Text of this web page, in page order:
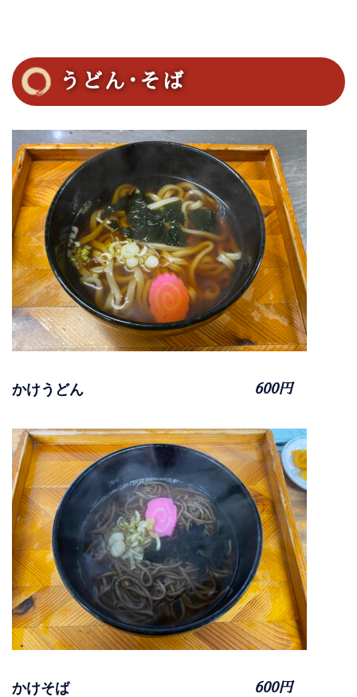
うどん･そば
かけうどん 600円
かけそば 600円